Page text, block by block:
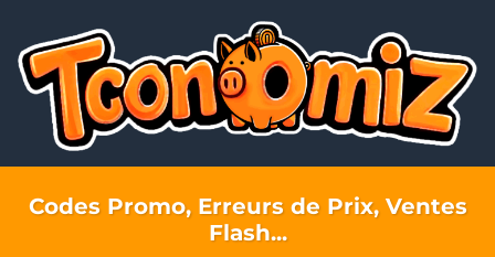
Codes Promo, Erreurs de Prix, Ventes
Flash...